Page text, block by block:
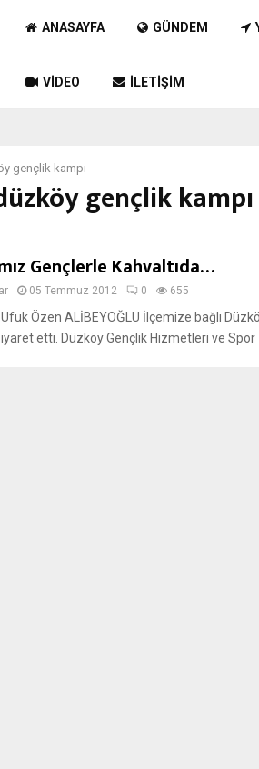
ANASAYFA GÜNDEM
VIDEO İLETIŞIM
gençlik kampı
gençlik kampı
Gençlerle Kahvaltıda…
05 Temmuz 2012 0 655
Özen ALİBEYOĞLU İlçemize bağlı
etti. Düzköy Gençlik Hizmetleri ve Spor